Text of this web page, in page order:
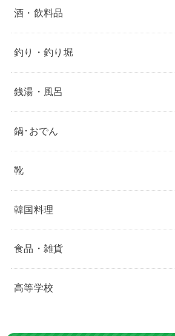
酒・飲料品
釣り・釣り堀
銭湯・風呂
鍋･おでん
靴
韓国料理
食品・雑貨
高等学校